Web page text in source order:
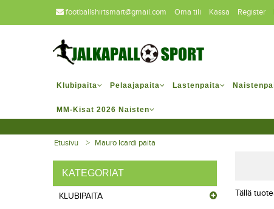
footballshirtsmart@gmail.com Oma tili Kassa Register
Klubipaita Pelaajapaita Lastenpaita
MM-Kisat 2026 Naisten
Etusivu Mauro Icardi paita
KATEGORIAT
KLUBIPAITA
Tällä